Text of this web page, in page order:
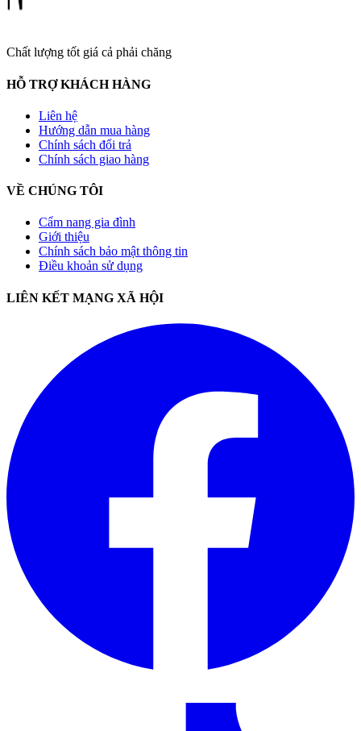
Chất lượng tốt giá cả phải chăng
HỖ TRỢ KHÁCH HÀNG
Liên hệ
Hướng dẫn mua hàng
Chính sách đổi trả
Chính sách giao hàng
VỀ CHÚNG TÔI
Cẩm nang gia đình
Giới thiệu
Chính sách bảo mật thông tin
Điều khoản sử dụng
LIÊN KẾT MẠNG XÃ HỘI